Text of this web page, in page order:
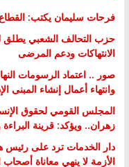
فرحات سليمان يكتب:
حزب التحالف الشعبي يطلق
الانتهاكات ودعم المرضى
صور .. اعتماد الرسومات
وانتهاء أعمال إنشاء المبنى
المجلس القومي لحقوق
زهران.. ويؤكد: قرينة
دار الخدمات ترد على رئيس
الأزمة لا ينهي معاناة